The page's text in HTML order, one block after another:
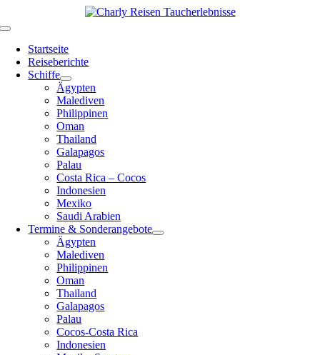
Inhalt
Toggle
NavigationStartseite
Reiseberichte
Schiffe
Ägypten
Malediven
Philippinen
Oman
Thailand
Galapagos
Palau
Costa Rica – Cocos
Indonesien
Mexiko
Saudi Arabien
Termine & Sonderangebote
Ägypten
Malediven
Philippinen
Oman
Thailand
Galapagos
Palau
Cocos-Costa Rica
Indonesien